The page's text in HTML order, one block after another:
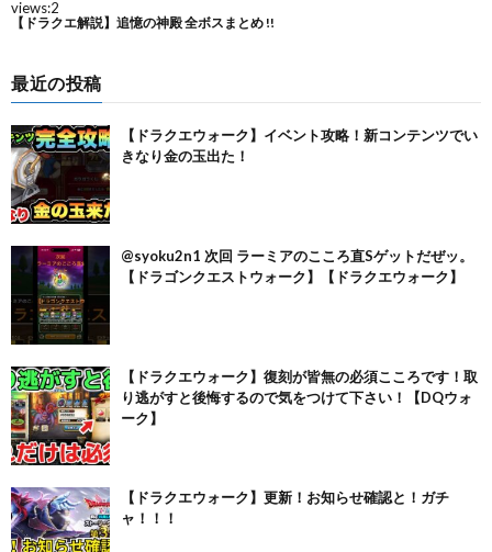
最近の投稿
【ドラクエウォーク】イベント攻略！新コンテンツでい
きなり金の玉出た！
@syoku2n1 次回 ラーミアのこころ直Sゲットだぜッ。
【ドラゴンクエストウォーク】【ドラクエウォーク】
【ドラクエウォーク】復刻が皆無の必須こころです！取
り逃がすと後悔するので気をつけて下さい！【DQウォ
ーク】
【ドラクエウォーク】更新！お知らせ確認と！ガチ
ャ！！！